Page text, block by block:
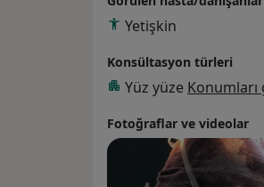
Yetişkin
Konsültasyon türleri
Yüz yüze
Fotoğraflar ve videolar